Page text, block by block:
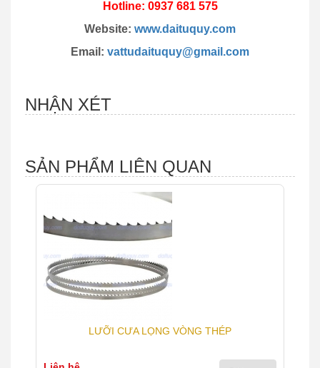
Hotline: 0937 681 575
Website: www.daituquy.com
Email: vattudaituquy@gmail.com
NHẬN XÉT
SẢN PHẨM LIÊN QUAN
LƯỠI CƯA LỌNG VÒNG THÉP